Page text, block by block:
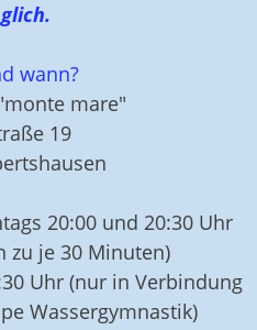
wann?
mare"
19
20:00 und 20:30 Uhr
zu je 30 Minuten)
Uhr (nur in Verbindung
Wassergymnastik)